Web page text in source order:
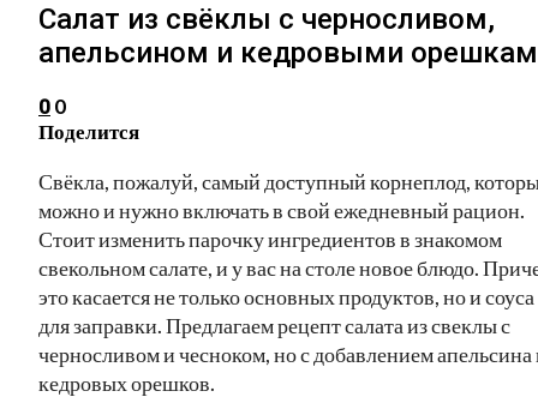
Салат из свёклы с черносливом,
апельсином и кедровыми
0 0
Поделится
Свёкла, пожалуй, самый доступный корнеплод,
можно и нужно включать в свой ежедневный рацион.
Стоит изменить парочку ингредиентов в знакомом
свекольном салате, и у вас на столе новое блюдо.
это касается не только основных продуктов, но и соуса
для заправки. Предлагаем рецепт салата из свеклы с
черносливом и чесноком, но с добавлением апельсина
кедровых орешков.